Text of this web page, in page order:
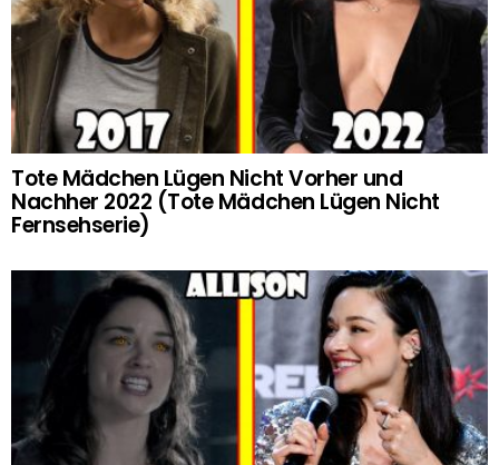
Tote Mädchen Lügen Nicht Vorher und
Nachher 2022 (Tote Mädchen Lügen Nicht
Fernsehserie)